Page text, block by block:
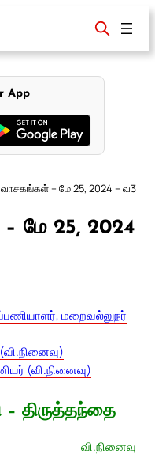
App
வாசகங்கள் – மே 25, 2024 – வ3
– மே 25, 2024
மறைவல்லுநர்
(வி.நினைவு)
– திருத்தந்தை
வி.நினைவு